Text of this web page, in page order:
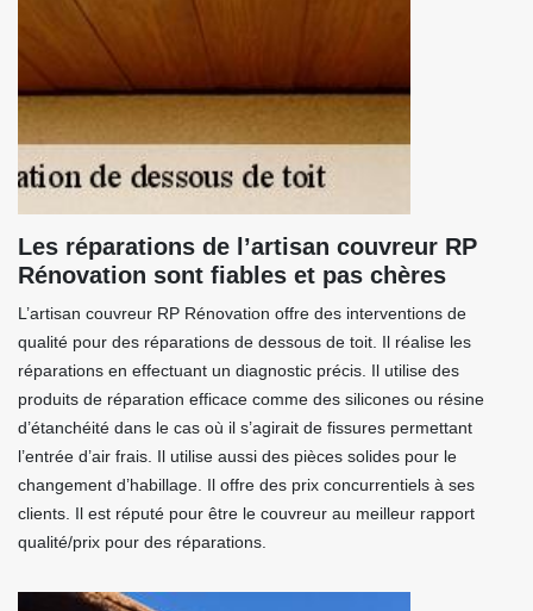
Les réparations de l’artisan couvreur RP
Rénovation sont fiables et pas chères
L’artisan couvreur RP Rénovation offre des interventions de
qualité pour des réparations de dessous de toit. Il réalise les
réparations en effectuant un diagnostic précis. Il utilise des
produits de réparation efficace comme des silicones ou résine
d’étanchéité dans le cas où il s’agirait de fissures permettant
l’entrée d’air frais. Il utilise aussi des pièces solides pour le
changement d’habillage. Il offre des prix concurrentiels à ses
clients. Il est réputé pour être le couvreur au meilleur rapport
qualité/prix pour des réparations.